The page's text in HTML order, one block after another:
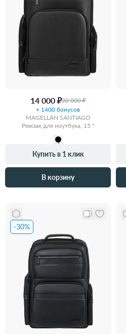
14 000 ₽20 000 ₽
+ 1400 бонусов
MAGELLAN SANTIAGO
Рюкзак для ноутбука, 15 "
Купить в 1 клик
В корзину
-30%